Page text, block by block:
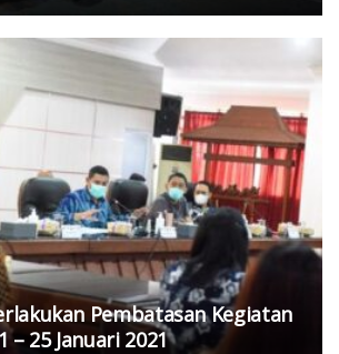
Pembatasan Kegiatan
– 25 Januari 2021